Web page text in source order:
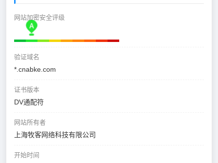
网站加密安全评级
验证域名
*.cnabke.com
证书版本
DV通配符
网站所有者
上海牧客网络科技有限公司
开始时间